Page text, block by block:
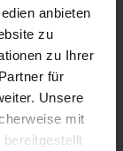
anbieten
zu
zu Ihrer
für
Unsere
mit